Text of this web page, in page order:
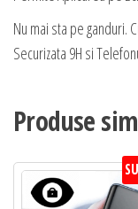
Nu mai sta pe ganduri.
Securizata 9H si
Produse